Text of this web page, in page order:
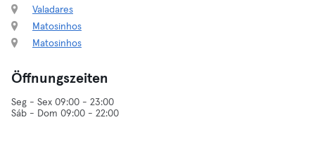
Valadares
Matosinhos
Matosinhos
Öffnungszeiten
Seg - Sex 09:00 - 23:00
Sáb - Dom 09:00 - 22:00